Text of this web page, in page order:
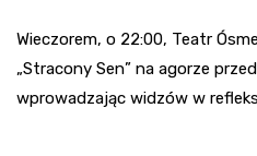
Wieczorem, o 22:00, Teatr
„Stracony Sen” na agorze
wprowadzając widzów w